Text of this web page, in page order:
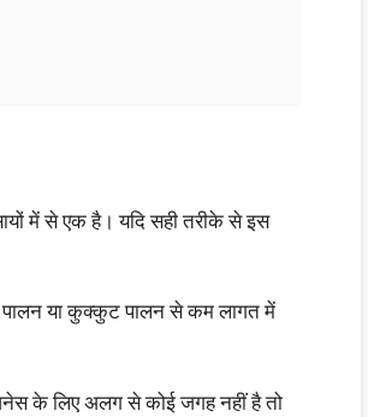
में से एक है। यदि सही तरीके से इस
पालन या कुक्कुट पालन से कम लागत में
के लिए अलग से कोई जगह नहीं है तो